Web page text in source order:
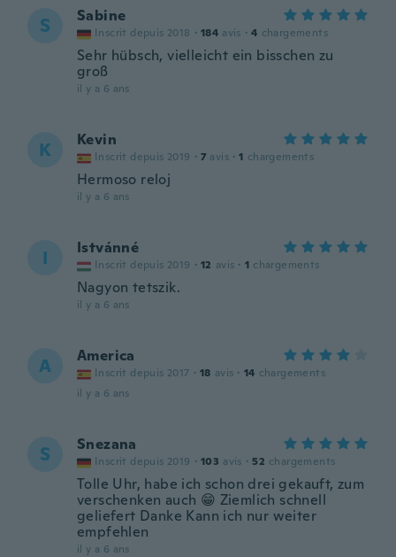
S Sabine
Inscrit depuis 2018 · 184 avis · 4 chargements
Sehr hübsch, vielleicht ein bisschen zu
groß
il y a 6 ans
K Kevin
Inscrit depuis 2019 · 7 avis · 1 chargements
Hermoso reloj
il y a 6 ans
I Istvánné
Inscrit depuis 2019 · 12 avis · 1 chargements
Nagyon tetszik.
il y a 6 ans
A America
Inscrit depuis 2017 · 18 avis · 14 chargements
il y a 6 ans
S Snezana
Inscrit depuis 2019 · 103 avis · 52 chargements
Tolle Uhr, habe ich schon drei gekauft, zum
verschenken auch 😁 Ziemlich schnell
geliefert Danke Kann ich nur weiter
empfehlen
il y a 6 ans